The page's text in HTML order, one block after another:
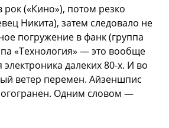
рок («Кино»), потом резко
Никита), затем следовало не
погружение в фанк (группа
«Технология» — это вообще
далеких 80-х. И во
ветер перемен. Айзеншпис
Одним словом —